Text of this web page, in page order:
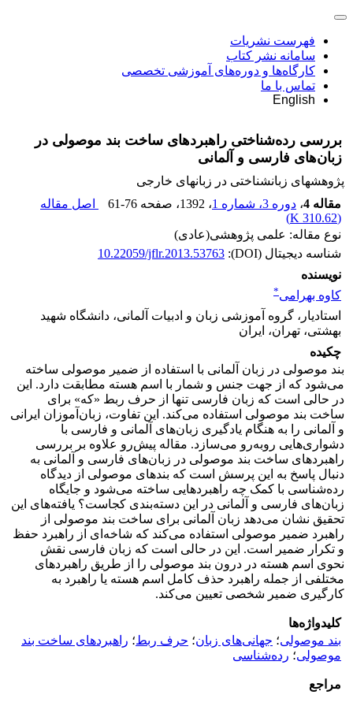
فهرست نشریات
سامانه نشر کتاب
کارگاه‌ها و دوره‌های آموزشی تخصصی
تماس با ما
English
بررسی رده‌شناختی راهبردهای ساخت بند موصولی در
زبان‌های فارسی و آلمانی
پژوهشهای زبانشناختی در زبانهای خارجی
مقاله 4
، دوره 3، شماره 1 ، 1392 ، صفحه 61-76
اصل مقاله
(
310.62 K
)
نوع مقاله: علمی پژوهشی(عادی)
شناسه دیجیتال (DOI):
10.22059/jflr.2013.53763
نویسنده
کاوه بهرامی*
استادیار، گروه آموزشی زبان و ادبیات آلمانی، دانشگاه شهید
بهشتی،‌ تهران، ایران
چکیده
بند موصولی در زبان آلمانی با استفاده از ضمیر موصولی ساخته
می‌شود که از جهت جنس و شمار با اسم هسته مطابقت دارد. این
در حالی است که زبان فارسی تنها از حرف ربط «که» برای
ساخت بند موصولی استفاده می‌کند. این تفاوت، زبان‌آموزان ایرانی
و آلمانی را به هنگام یادگیری زبان‌های آلمانی و فارسی با
دشواری‌هایی روبه‌رو می‌سازد. مقاله پیش‌رو علاوه بر بررسی
راهبردهای ساخت بند موصولی در زبان‌های فارسی و آلمانی به
دنبال پاسخ به این پرسش است که بندهای موصولی از دیدگاه
رده‌شناسی با کمک چه راهبردهایی ساخته می‌شود و جایگاه
زبان‌های فارسی و آلمانی در این دسته‌بندی کجاست؟ یافته‌های این
تحقیق نشان می‌دهد زبان آلمانی برای ساخت بند موصولی از
راهبرد ضمیر موصولی استفاده می‌کند که شاخه‌ای از راهبرد حفظ
و تکرار ضمیر است. این در حالی است که زبان فارسی نقش
نحوی اسم هسته در درون بند موصولی را از طریق راهبردهای
مختلفی از جمله راهبرد حذف کامل اسم هسته یا راهبرد به
کارگیری ضمیر شخصی تعیین می‌کند.
کلیدواژه‌ها
بند موصولی؛ جهانی‌های زبان؛ حرف ربط؛ راهبردهای ساخت بند
موصولی؛ رده‌شناسی
مراجع